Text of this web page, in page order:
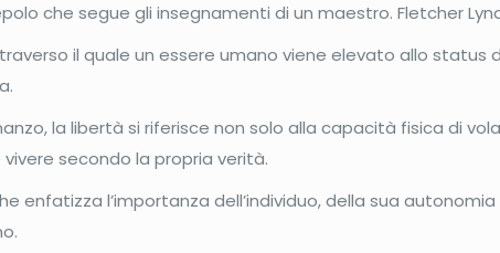
che segue gli insegnamenti di un maestro. Fletcher
il quale un essere umano viene elevato allo status
la libertà si riferisce non solo alla capacità fisica di
secondo la propria verità.
enfatizza l’importanza dell’individuo, della sua